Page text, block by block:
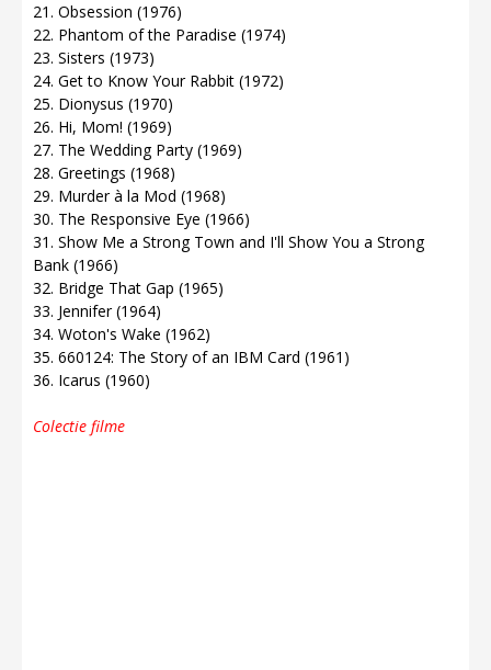
21. Obsession (1976)
22. Phantom of the Paradise (1974)
23. Sisters (1973)
24. Get to Know Your Rabbit (1972)
25. Dionysus (1970)
26. Hi, Mom! (1969)
27. The Wedding Party (1969)
28. Greetings (1968)
29. Murder à la Mod (1968)
30. The Responsive Eye (1966)
31. Show Me a Strong Town and I'll Show You a Strong
Bank (1966)
32. Bridge That Gap (1965)
33. Jennifer (1964)
34. Woton's Wake (1962)
35. 660124: The Story of an IBM Card (1961)
36. Icarus (1960)
Colectie filme